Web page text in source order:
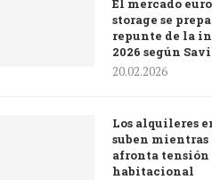
El mercado
storage se
repunte de la
2026 según
20.02.2026
Los alquileres
suben mientras
afronta tensión
habitacional